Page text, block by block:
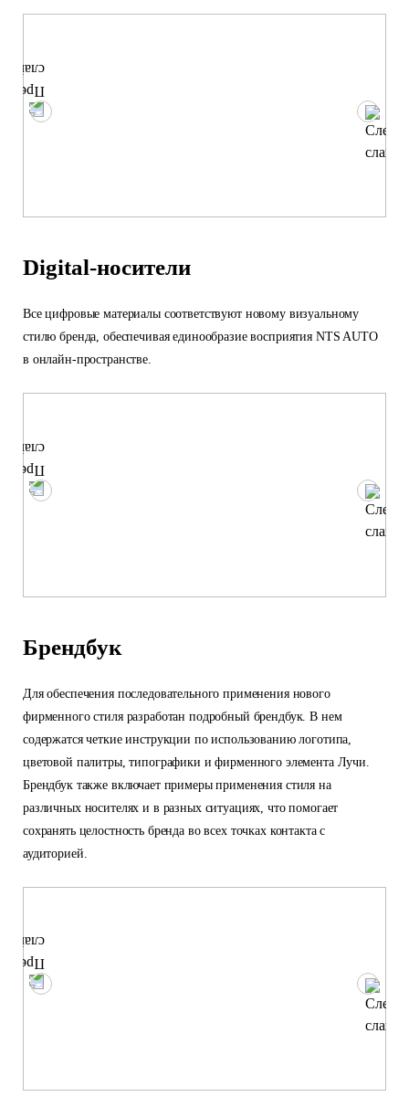
Digital-носители
Все цифровые материалы соответствуют новому визуальному
стилю бренда, обеспечивая единообразие восприятия NTS AUTO
в онлайн-пространстве.
Брендбук
Для обеспечения последовательного применения нового
фирменного стиля разработан подробный брендбук. В нем
содержатся четкие инструкции по использованию логотипа,
цветовой палитры, типографики и фирменного элемента Лучи.
Брендбук также включает примеры применения стиля на
различных носителях и в разных ситуациях, что помогает
сохранять целостность бренда во всех точках контакта с
аудиторией.